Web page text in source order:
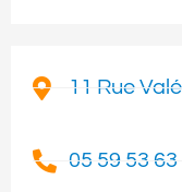
11 Rue
05 59 53 63